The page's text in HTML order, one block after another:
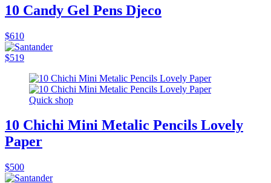
10 Candy Gel Pens Djeco
$610
$519
Quick shop
10 Chichi Mini Metalic Pencils Lovely
Paper
$500